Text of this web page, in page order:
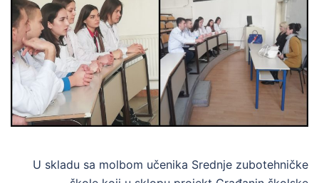
U skladu sa molbom učenika Srednje zubotehničke